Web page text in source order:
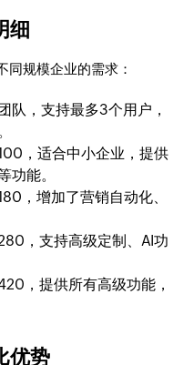
细
同规模企业的需求：
队，支持最多3个用户，
，适合中小企业，提供
功能。
，增加了营销自动化、
，支持高级定制、AI功
，提供所有高级功能，
优势